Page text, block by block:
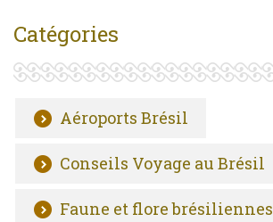
Catégories
Aéroports Brésil
Conseils Voyage au Brésil
Faune et flore brésiliennes